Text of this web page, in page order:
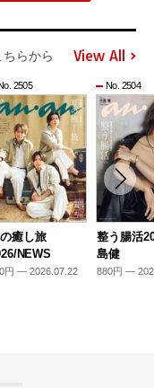
らから View All
2505
癒し旅
NEWS
円 — 2026.07.22
No. 2504
整う腸活
島健
880円 —